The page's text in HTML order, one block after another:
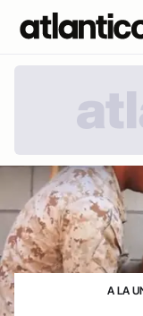
A LA